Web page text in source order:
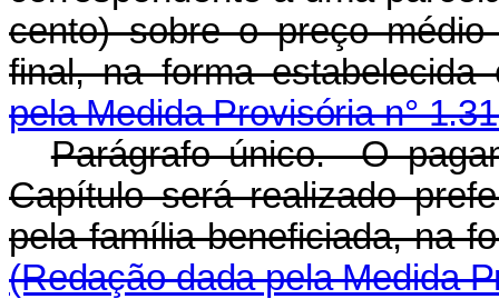
cento) sobre o preço
final, na forma
pela Medida Provisória n°
Parágrafo único. O
Capítulo será realizado
pela família beneficiada, na
(Redação dada pela Medida